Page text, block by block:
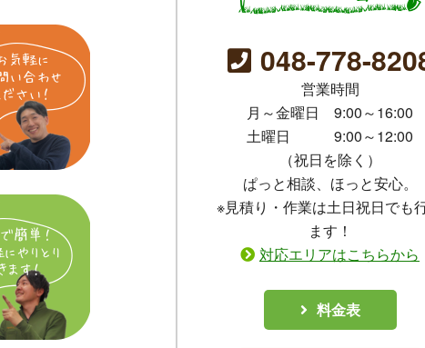
048-778-
営業時間
月～金曜日 9:00～16:00
土曜日 9:00～12:00
（祝日を除く）
ぱっと相談、ほっと安心。
※見積り・作業は土日祝日でも
ます！
対応エリアはこちらから
料金表